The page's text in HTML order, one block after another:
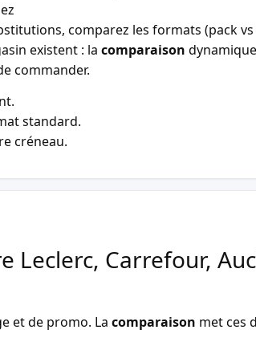
comparez les formats (pack vs
existent : la comparaison dynamique
commander.
standard.
créneau.
Leclerc, Carrefour,
et de promo. La comparaison met ces